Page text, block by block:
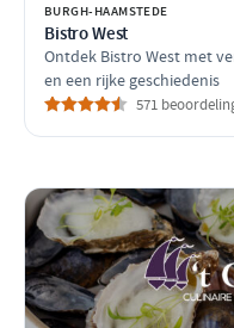
BURGH-HAAMSTEDE
Bistro West
Ontdek Bistro West met
en een rijke geschiedenis
571